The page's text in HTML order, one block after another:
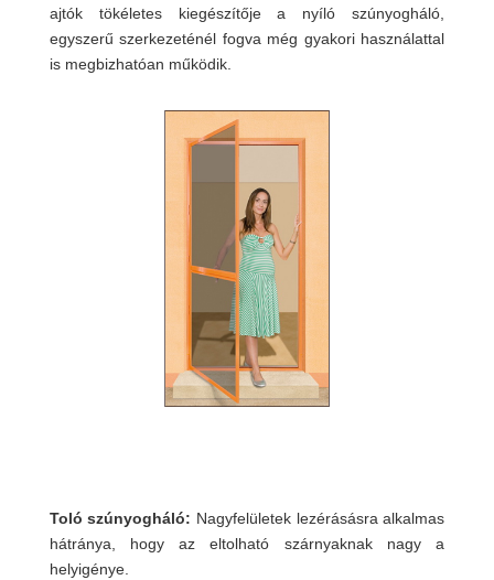
ajtók tökéletes kiegészítője a nyíló szúnyogháló,
egyszerű szerkezeténél fogva még gyakori használattal
is megbizhatóan működik.
Toló szúnyogháló: Nagyfelületek lezérásásra alkalmas
hátránya, hogy az eltolható szárnyaknak nagy a
helyigénye.